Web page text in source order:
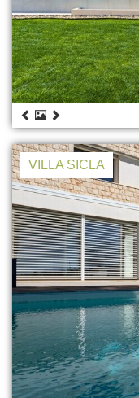
VILLA SICLA